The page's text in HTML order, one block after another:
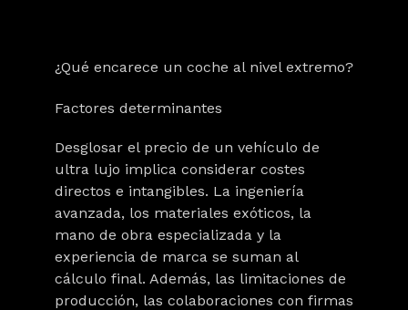
¿Qué encarece un coche al nivel extremo?
Factores determinantes
Desglosar el precio de un vehículo de
ultra lujo implica considerar costes
directos e intangibles. La ingeniería
avanzada, los materiales exóticos, la
mano de obra especializada y la
experiencia de marca se suman al
cálculo final. Además, las limitaciones de
producción, las colaboraciones con firmas